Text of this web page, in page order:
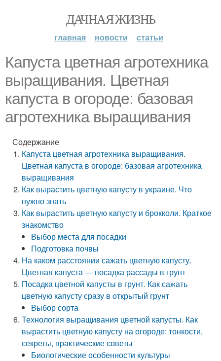
ДАЧНАЯ ЖИЗНЬ
главная новости статьи
Капуста цветная агротехника
выращивания. Цветная
капуста в огороде: базовая
агротехника выращивания
Содержание
Капуста цветная агротехника выращивания.
Цветная капуста в огороде: базовая агротехника
выращивания
Как вырастить цветную капусту в украине. Что
нужно знать
Как вырастить цветную капусту и брокколи. Краткое
знакомство
Выбор места для посадки
Подготовка почвы
На каком расстоянии сажать цветную капусту.
Цветная капуста — посадка рассады в грунт
Посадка цветной капусты в грунт. Как сажать
цветную капусту сразу в открытый грунт
Выбор сорта
Технология выращивания цветной капусты. Как
вырастить цветную капусту на огороде: тонкости,
секреты, практические советы
Биологические особенности культуры